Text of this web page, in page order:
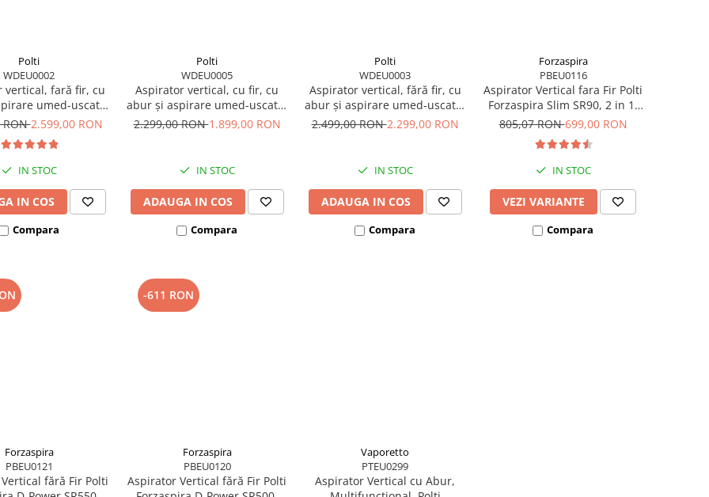
Polti
WDEU0002
vertical, fară fir, cu
umed-uscată,
14 kPa, 0.6 l,
WD40C
RON2.599,00 RON
IN STOC
IN COS
Compara
Polti
WDEU0005
Aspirator vertical, cu fir, cu
abur și aspirare umed-uscată,
750 W, aspirare 7 kPa, 0.6 l, 70
2.299,00 RON1.899,00 RON
IN STOC
ADAUGA IN COS
Compara
Polti
WDEU0003
Aspirator vertical, fără fir, cu
abur și aspirare umed-uscată,
450 W, baterie 21,6 V, aspirare
WD30C
2.499,00 RON2.299,00 RON
IN STOC
ADAUGA IN COS
Compara
Forzaspira
PBEU0116
Aspirator Vertical fara Fir Polti
Forzaspira Slim SR90, 2 in 1,
Cyclonic, Autonomie lucru 40
Gri/Albastru
805,07 RON699,00 RON
IN STOC
VEZI VARIANTE
Compara
Forzaspira
PBEU0121
fără Fir Polti
-611 RON
Forzaspira
PBEU0120
Aspirator Vertical fără Fir Polti
Vaporetto
PTEU0299
Aspirator Vertical cu Abur,